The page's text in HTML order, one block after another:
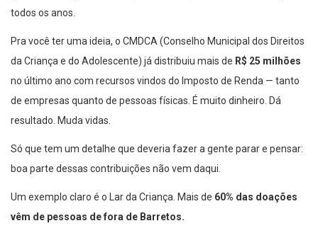
todos os anos.
Pra você ter uma ideia, o CMDCA (Conselho Municipal dos Direitos
da Criança e do Adolescente) já distribuiu mais de R$ 25 milhões
no último ano com recursos vindos do Imposto de Renda — tanto
de empresas quanto de pessoas físicas. É muito dinheiro. Dá
resultado. Muda vidas.
Só que tem um detalhe que deveria fazer a gente parar e pensar:
boa parte dessas contribuições não vem daqui.
Um exemplo claro é o Lar da Criança. Mais de 60% das doações
vêm de pessoas de fora de Barretos.